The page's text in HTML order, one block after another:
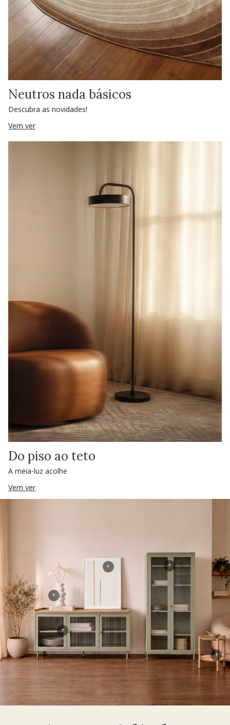
Neutros nada básicos
Descubra as novidades!
Vem ver
Do piso ao teto
A meia-luz acolhe
Vem ver
+
+
+
+
+